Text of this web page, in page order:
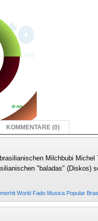
KOMMENTARE (0)
Milchbubi
"baladas" (Diskos)
World Fado Musica Popular